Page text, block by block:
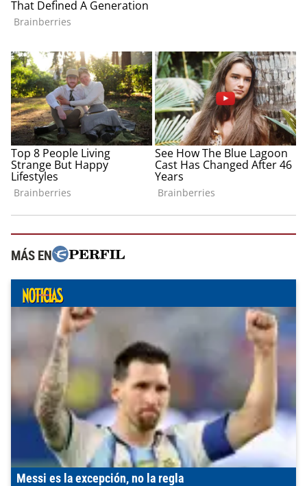
MÁS EN
Messi es la excepción, no la regla